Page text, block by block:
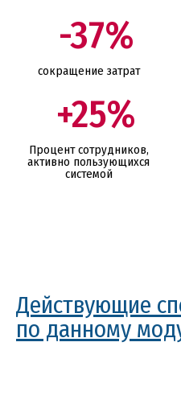
-37%
сокращение затрат
+25%
Процент сотрудников,
активно пользующихся
системой
Действующие
по данному